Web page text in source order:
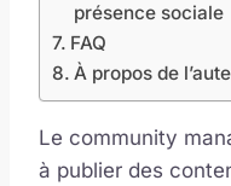
présence sociale
FAQ
À propos de
Le community
à publier des